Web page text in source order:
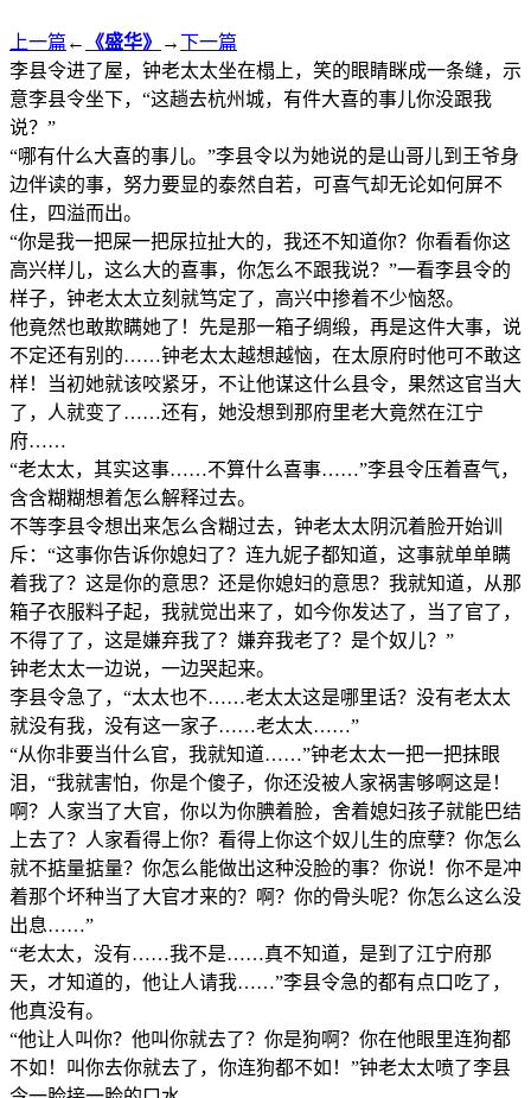
上一篇 ← 《盛华》 →下一篇
李县令进了屋，钟老太太坐在榻上，笑的眼睛眯成一条缝，示
意李县令坐下，“这趟去杭州城，有件大喜的事儿你没跟我
说？”
“哪有什么大喜的事儿。”李县令以为她说的是山哥儿到王爷身
边伴读的事，努力要显的泰然自若，可喜气却无论如何屏不
住，四溢而出。
“你是我一把屎一把尿拉扯大的，我还不知道你？你看看你这
高兴样儿，这么大的喜事，你怎么不跟我说？”一看李县令的
样子，钟老太太立刻就笃定了，高兴中掺着不少恼怒。
他竟然也敢欺瞒她了！先是那一箱子绸缎，再是这件大事，说
不定还有别的……钟老太太越想越恼，在太原府时他可不敢这
样！当初她就该咬紧牙，不让他谋这什么县令，果然这官当大
了，人就变了……还有，她没想到那府里老大竟然在江宁
府……
“老太太，其实这事……不算什么喜事……”李县令压着喜气，
含含糊糊想着怎么解释过去。
不等李县令想出来怎么含糊过去，钟老太太阴沉着脸开始训
斥：“这事你告诉你媳妇了？连九妮子都知道，这事就单单瞒
着我了？这是你的意思？还是你媳妇的意思？我就知道，从那
箱子衣服料子起，我就觉出来了，如今你发达了，当了官了，
不得了了，这是嫌弃我了？嫌弃我老了？是个奴儿？”
钟老太太一边说，一边哭起来。
李县令急了，“太太也不……老太太这是哪里话？没有老太太
就没有我，没有这一家子……老太太……”
“从你非要当什么官，我就知道……”钟老太太一把一把抹眼
泪，“我就害怕，你是个傻子，你还没被人家祸害够啊这是！
啊？人家当了大官，你以为你腆着脸，舍着媳妇孩子就能巴结
上去了？人家看得上你？看得上你这个奴儿生的庶孽？你怎么
就不掂量掂量？你怎么能做出这种没脸的事？你说！你不是冲
着那个坏种当了大官才来的？啊？你的骨头呢？你怎么这么没
出息……”
“老太太，没有……我不是……真不知道，是到了江宁府那
天，才知道的，他让人请我……”李县令急的都有点口吃了，
他真没有。
“他让人叫你？他叫你就去了？你是狗啊？你在他眼里连狗都
不如！叫你去你就去了，你连狗都不如！”钟老太太喷了李县